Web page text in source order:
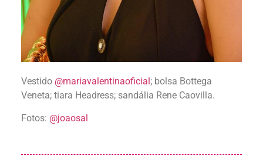
Vestido @mariavalentinaoficial ; bolsa Bottega
Veneta; tiara Headress; sandália Rene Caovilla.
Fotos: @joaosal